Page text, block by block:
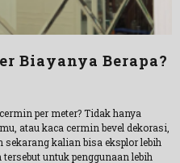
Biayanya Berapa?
per meter? Tidak hanya
atau kaca cermin bevel dekorasi,
kalian bisa eksplor lebih
untuk penggunaan lebih